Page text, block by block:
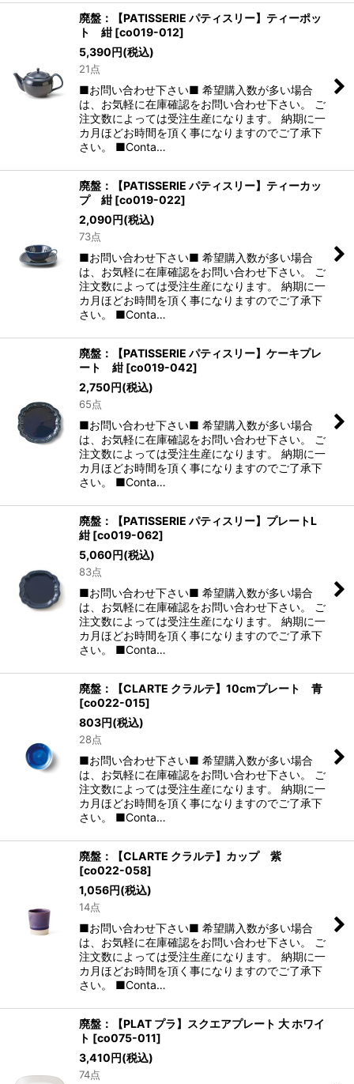
廃盤：【PATISSERIE パティスリー】ティーポッ
ト 紺 [co019-012]
5,390円(税込)
21点
■お問い合わせ下さい■ 希望購入数が多い場合
は、お気軽に在庫確認をお問い合わせ下さい。 ご
注文数によっては受注生産になります。 納期に一
カ月ほどお時間を頂く事になりますのでご了承下
さい。 ■Conta…
廃盤：【PATISSERIE パティスリー】ティーカッ
プ 紺 [co019-022]
2,090円(税込)
73点
■お問い合わせ下さい■ 希望購入数が多い場合
は、お気軽に在庫確認をお問い合わせ下さい。 ご
注文数によっては受注生産になります。 納期に一
カ月ほどお時間を頂く事になりますのでご了承下
さい。 ■Conta…
廃盤：【PATISSERIE パティスリー】ケーキプレ
ート 紺 [co019-042]
2,750円(税込)
65点
■お問い合わせ下さい■ 希望購入数が多い場合
は、お気軽に在庫確認をお問い合わせ下さい。 ご
注文数によっては受注生産になります。 納期に一
カ月ほどお時間を頂く事になりますのでご了承下
さい。 ■Conta…
廃盤：【PATISSERIE パティスリー】プレートL
紺 [co019-062]
5,060円(税込)
83点
■お問い合わせ下さい■ 希望購入数が多い場合
は、お気軽に在庫確認をお問い合わせ下さい。 ご
注文数によっては受注生産になります。 納期に一
カ月ほどお時間を頂く事になりますのでご了承下
さい。 ■Conta…
廃盤：【CLARTE クラルテ】10cmプレート 青
[co022-015]
803円(税込)
28点
■お問い合わせ下さい■ 希望購入数が多い場合
は、お気軽に在庫確認をお問い合わせ下さい。 ご
注文数によっては受注生産になります。 納期に一
カ月ほどお時間を頂く事になりますのでご了承下
さい。 ■Conta…
廃盤：【CLARTE クラルテ】カップ 紫
[co022-058]
1,056円(税込)
14点
■お問い合わせ下さい■ 希望購入数が多い場合
は、お気軽に在庫確認をお問い合わせ下さい。 ご
注文数によっては受注生産になります。 納期に一
カ月ほどお時間を頂く事になりますのでご了承下
さい。 ■Conta…
廃盤：【PLAT プラ】スクエアプレート 大 ホワイ
ト [co075-011]
3,410円(税込)
74点